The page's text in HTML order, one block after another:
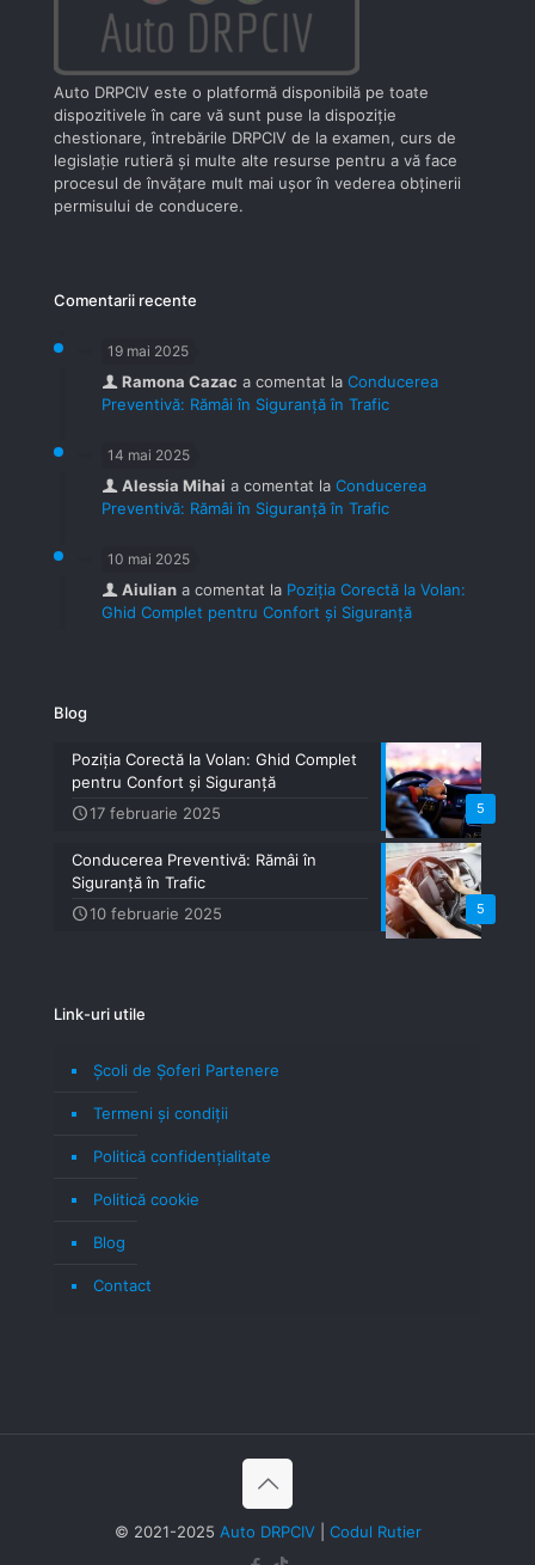
Auto DRPCIV este o platformă disponibilă pe toate
dispozitivele în care vă sunt puse la dispoziţie
chestionare, întrebările DRPCIV de la examen, curs de
legislaţie rutieră şi multe alte resurse pentru a vă face
procesul de învăţare mult mai uşor în vederea obţinerii
permisului de conducere.
Comentarii recente
19 mai 2025
Ramona Cazac a comentat la Conducerea
Preventivă: Rămâi în Siguranță în Trafic
14 mai 2025
Alessia Mihai a comentat la Conducerea
Preventivă: Rămâi în Siguranță în Trafic
10 mai 2025
Aiulian a comentat la Poziția Corectă la Volan:
Ghid Complet pentru Confort și Siguranță
Blog
5
Poziția Corectă la Volan: Ghid Complet
pentru Confort și Siguranță
17 februarie 2025
5
Conducerea Preventivă: Rămâi în
Siguranță în Trafic
10 februarie 2025
Link-uri utile
Școli de Șoferi Partenere
Termeni şi condiţii
Politică confidenţialitate
Politică cookie
Blog
Contact
© 2021-2025 Auto DRPCIV| Codul Rutier